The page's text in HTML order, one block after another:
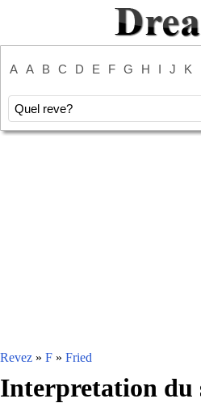
A A B C D E F G H I J K
Revez » F » Fried
Interpretation du